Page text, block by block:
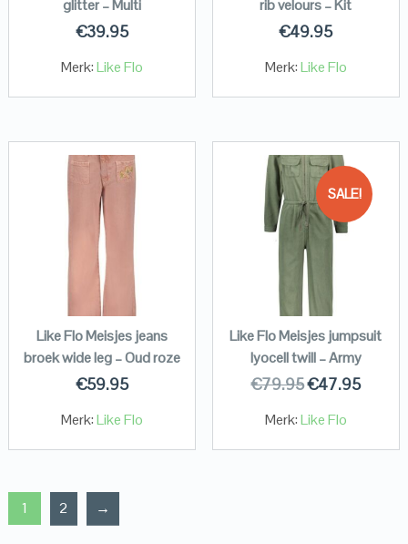
glitter – Multi
€39.95
Merk:Like Flo
rib velours – Kit
€49.95
Merk:Like Flo
Like Flo Meisjes jeans
broek wide leg – Oud roze
€59.95
Merk:Like Flo
SALE!
Like Flo Meisjes jumpsuit
lyocell twill – Army
€79.95€47.95
Merk:Like Flo
1 2 →